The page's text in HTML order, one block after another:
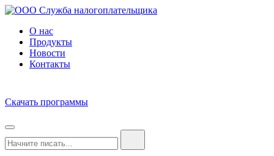
О нас
Продукты
Новости
Контакты
Скачать программы